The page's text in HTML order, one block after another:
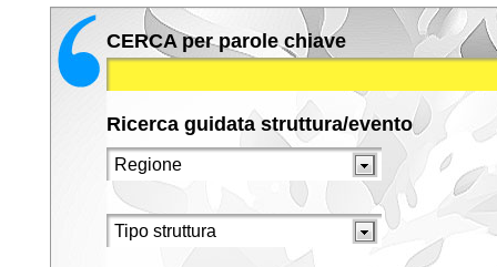
CERCA per parole chiave
Ricerca guidata struttura/evento